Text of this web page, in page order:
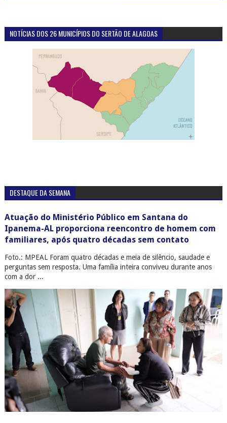
NOTÍCIAS DOS 26 MUNICÍPIOS DO SERTÃO DE ALAGOAS
DESTAQUE DA SEMANA
Atuação do Ministério Público em Santana do
Ipanema-AL proporciona reencontro de homem com
familiares, após quatro décadas sem contato
Foto.: MPEAL Foram quatro décadas e meia de silêncio, saudade e
perguntas sem resposta. Uma família inteira conviveu durante anos
com a dor ...